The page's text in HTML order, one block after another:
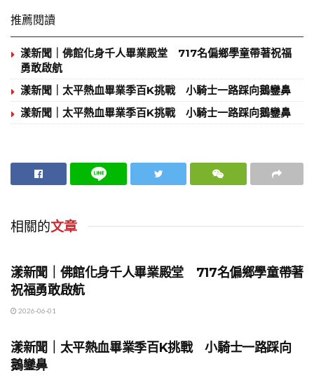
推薦閱讀
漾新聞｜佛館化身千人畢業殿堂 717名偏鄉學童帶著祝福
勇敢啟航
漾新聞｜太平熱血畢業季百K挑戰 小騎士一路踩向鵝鑾鼻
漾新聞｜太平熱血畢業季百K挑戰 小騎士一路踩向鵝鑾鼻
相關的文章
漾新聞｜佛館化身千人畢業殿堂 717名偏鄉學童帶著
祝福勇敢啟航
2026-06-01
漾新聞｜太平熱血畢業季百K挑戰 小騎士一路踩向
鵝鑾鼻